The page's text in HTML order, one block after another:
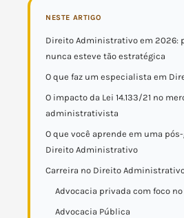
NESTE ARTIGO
Direito Administrativo em 2026:
nunca esteve tão estratégica
O que faz um especialista em
O impacto da Lei 14.133/21 no
administrativista
O que você aprende em uma
Direito Administrativo
Carreira no Direito
Advocacia privada com foco
Advocacia Pública